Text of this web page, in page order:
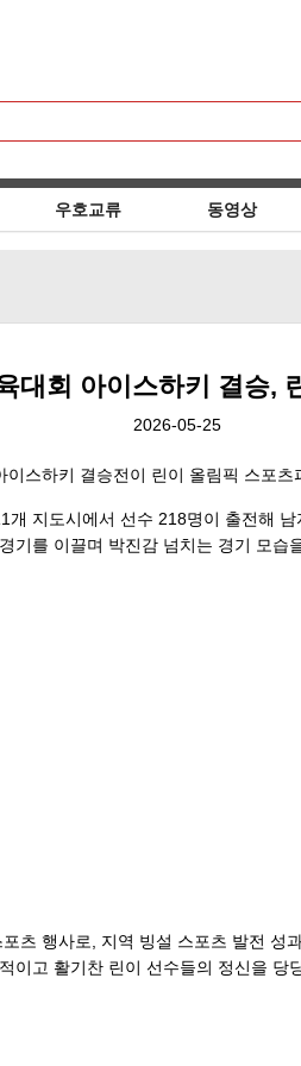
우호교류 동영상
대회 아이스하키 결승,
2026-05-25
스하키 결승전이 린이 올림픽 스포츠
지도시에서 선수 218명이 출전해
기를 이끌며 박진감 넘치는 경기 모습
츠 행사로, 지역 빙설 스포츠 발전 성
이고 활기찬 린이 선수들의 정신을 당